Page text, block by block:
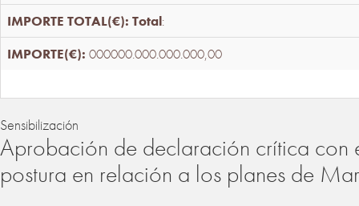
Total:
000000.000.000.000,00
Sensibilización
Aprobación de declaración crítica con
postura en relación a los planes de